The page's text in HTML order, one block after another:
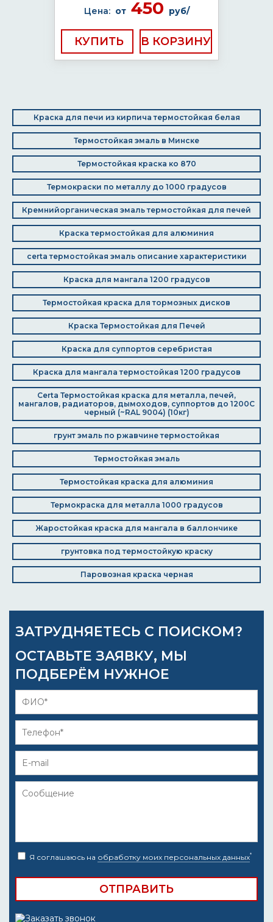
Цена: от450 руб/
КУПИТЬ
Краска для печи из кирпича термостойкая белая
Термостойкая эмаль в Минске
Термостойкая краска ко 870
Термокраски по металлу до 1000 градусов
Кремнийорганическая эмаль термостойкая для печей
Краска термостойкая для алюминия
certa термостойкая эмаль описание характеристики
Краска для мангала 1200 градусов
Термостойкая краска для тормозных дисков
Краска Термостойкая для Печей
Краска для суппортов серебристая
Краска для мангала термостойкая 1200 градусов
Certa Термостойкая краска для металла, печей,
мангалов, радиаторов, дымоходов, суппортов до 1200С
черный (~RAL 9004) (10кг)
грунт эмаль по ржавчине термостойкая
Термостойкая эмаль
Термостойкая краска для алюминия
Термокраска для металла 1000 градусов
Жаростойкая краска для мангала в баллончике
грунтовка под термостойкую краску
Паровозная краска черная
ЗАТРУДНЯЕТЕСЬ С ПОИСКОМ?
ОСТАВЬТЕ ЗАЯВКУ, МЫ
ПОДБЕРЁМ НУЖНОЕ
Я соглашаюсь на обработку моих персональных данных*